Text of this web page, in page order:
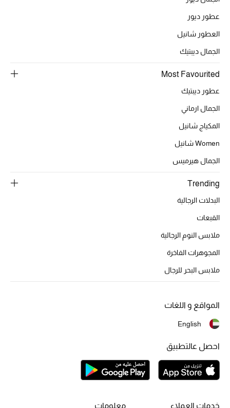
الحقائب النسائية
دليل ملتزمات الحقائب
حقائب رجالية
حقائب الأطفال
أبرز المصممين
تسوقوا الحقائب
الموسم الجديد
الأحذية الرجالية
عطور ديور
العطور شانيل
الجمال ديبتيك
Most Favourited
عطور ديبتيك
الجمال ارماني
المكياج شانيل
Women شانيل
الجمال هيرميس
Trending
البدلات الرجالية
القبعات
ملابس النوم الرجالية
المجوهرات الفاخرة
ملابس البحر للرجال
خدمات العملاء معلومات
المواقع و اللغات
English
احصل عالتطبيق